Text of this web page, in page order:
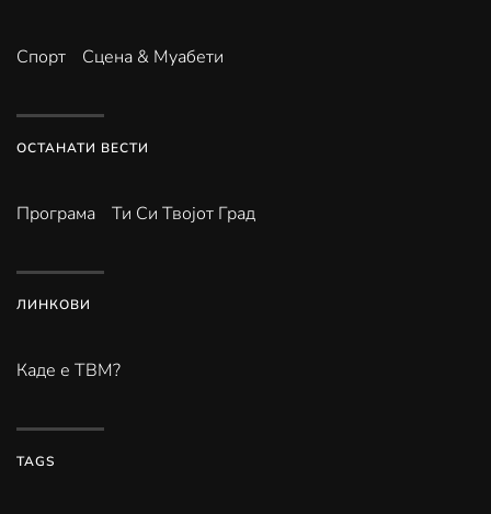
Спорт Сцена & Муабети
ОСТАНАТИ ВЕСТИ
Програма Ти Си Твојот Град
ЛИНКОВИ
Каде е ТВМ?
TAGS